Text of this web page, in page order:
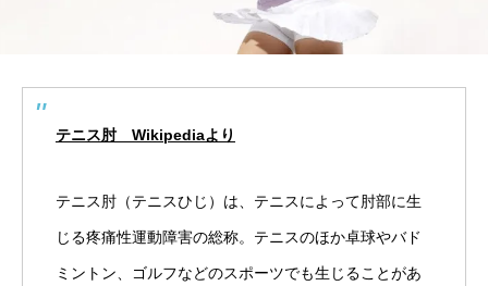
テニス肘 Wikipediaより
テニス肘（テニスひじ）は、テニスによって肘部に生
じる疼痛性運動障害の総称。テニスのほか卓球やバド
ミントン、ゴルフなどのスポーツでも生じることがあ